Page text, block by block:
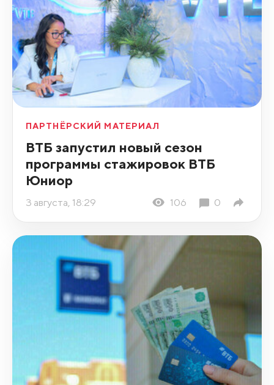
ПАРТНЁРСКИЙ МАТЕРИАЛ
ВТБ запустил новый сезон
программы стажировок ВТБ
Юниор
3 августа, 18:29 106 0